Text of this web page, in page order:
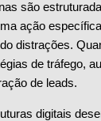
são
ação
distrações.
de tráfego,
de leads.
digitais